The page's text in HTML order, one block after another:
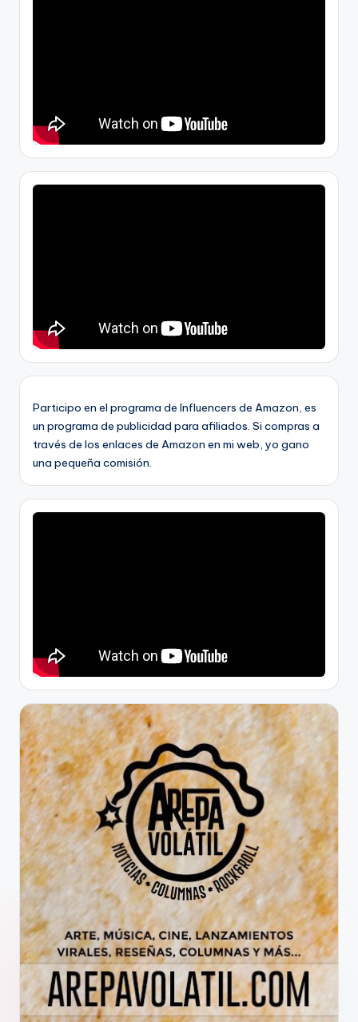
Participo en el programa de Influencers de Amazon, es
un programa de publicidad para afiliados. Si compras a
través de los enlaces de Amazon en mi web, yo gano
una pequeña comisión.